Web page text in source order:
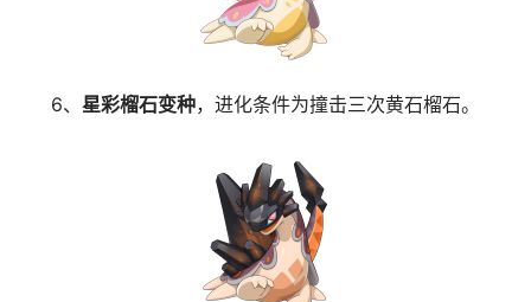
6、 星彩榴石变种，进化条件为撞击三次黄石榴石。